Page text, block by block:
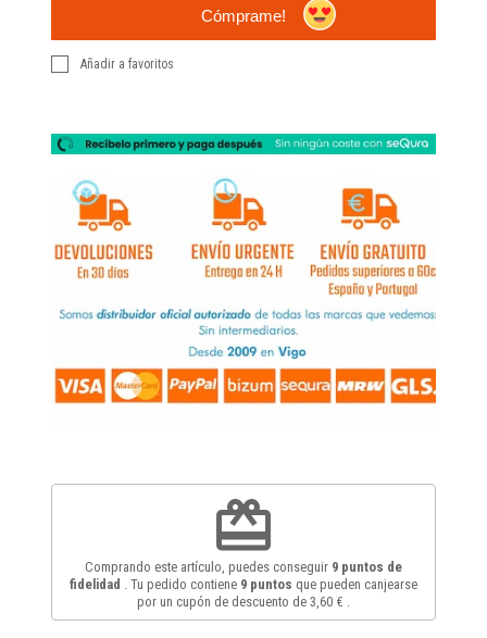
Cómprame!
Añadir a favoritos
redeem
Comprando este artículo, puedes conseguir 9 puntos de
fidelidad
. Tu pedido contiene 9 puntos que pueden canjearse
por un cupón de descuento de 3,60 €